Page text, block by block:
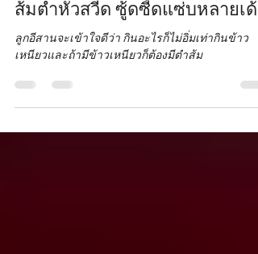
rowanleaholidayhom
1 min read
ส้มตำหัวสวีด ซู้ดซี้ดแซ่บหลายเด้อ
ลูกอีสานจะเข้าใจดีว่า กินอะไรก็ไม่อิ่มเท่ากินข้าว
เหนียวและถ้ามีข้าวเหนียวก็ต้องมีตำส้ม